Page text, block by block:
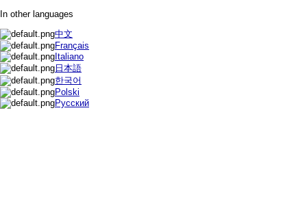
In other languages
中文
Français
Italiano
日本語
한국어
Polski
Русский